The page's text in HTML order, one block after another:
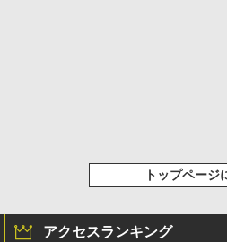
トップページ
アクセスランキング